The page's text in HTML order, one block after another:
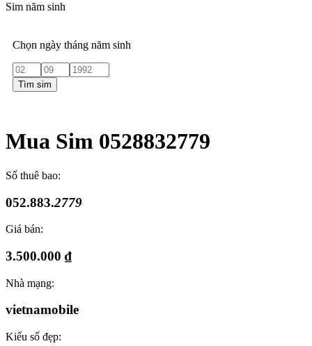
Sim năm sinh
Chọn ngày tháng năm sinh
Tìm sim
Mua Sim 0528832779
Số thuê bao:
052.883.2779
Giá bán:
3.500.000 ₫
Nhà mạng:
vietnamobile
Kiểu số đẹp: